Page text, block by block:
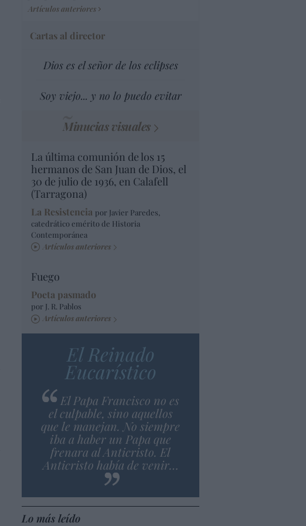
Artículos anteriores
Cartas al director
Dios es el señor de los eclipses
Soy viejo... y no lo puedo evitar
Minucias visuales
La última comunión de los 15
hermanos de San Juan de Dios, el
30 de julio de 1936, en Calafell
(Tarragona)
La Resistencia por Javier Paredes,
catedrático emérito de Historia
Contemporánea
Artículos anteriores
Fuego
Poeta pasmado
por J. R. Pablos
Artículos anteriores
El Reinado
Eucarístico
El Papa Francisco no es
el culpable, sino aquellos
que le manejan. No siempre
iba a haber un Papa que
frenara al Anticristo. El
Anticristo había de venir…
Lo más leído